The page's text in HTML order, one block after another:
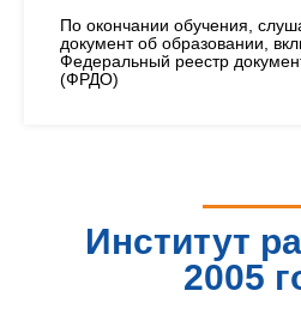
По окончании обучения,
документ об образовании,
Федеральный реестр
(ФРДО)
Институт
2005